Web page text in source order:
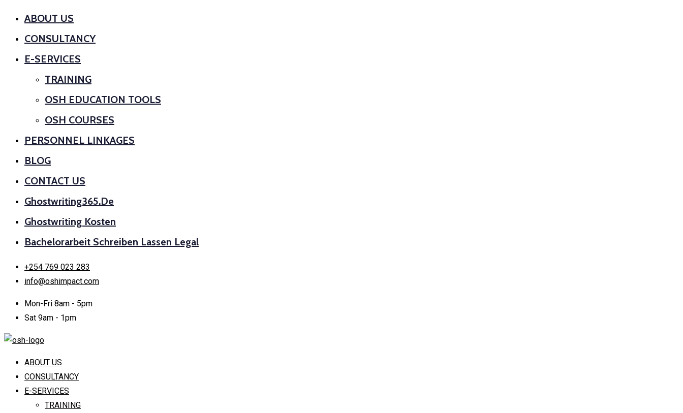
ABOUT US
CONSULTANCY
E-SERVICES
TRAINING
OSH EDUCATION TOOLS
OSH COURSES
PERSONNEL LINKAGES
BLOG
CONTACT US
Ghostwriting365.de
Ghostwriting Kosten
Bachelorarbeit Schreiben Lassen Legal
+254 769 023 283
info@oshimpact.com
Mon-Fri 8am - 5pm
Sat 9am - 1pm
ABOUT US
CONSULTANCY
E-SERVICES
TRAINING